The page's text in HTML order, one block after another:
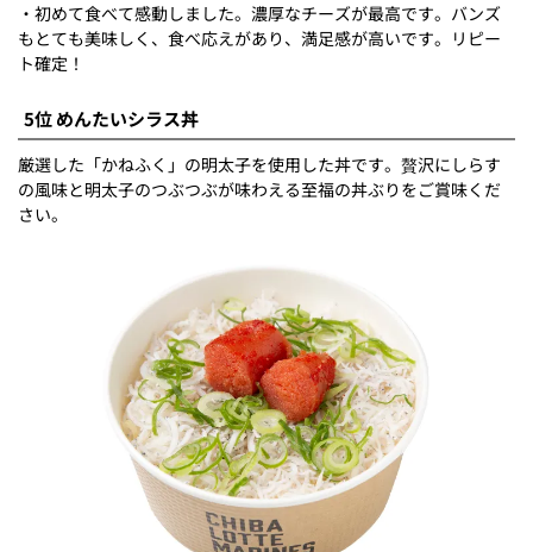
・初めて食べて感動しました。濃厚なチーズが最高です。バンズ
もとても美味しく、食べ応えがあり、満足感が高いです。リピー
ト確定！
5位 めんたいシラス丼
厳選した「かねふく」の明太子を使用した丼です。贅沢にしらす
の風味と明太子のつぶつぶが味わえる至福の丼ぶりをご賞味くだ
さい。